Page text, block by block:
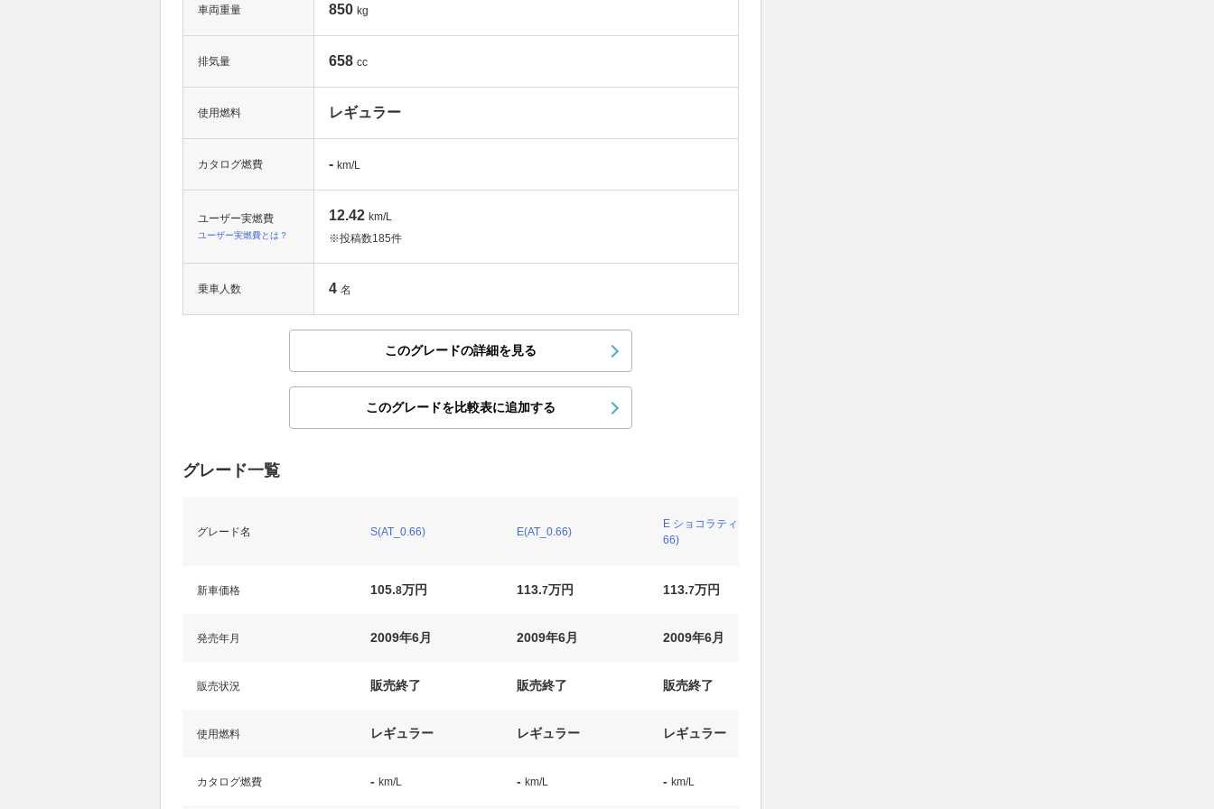
車両重量 850 kg
排気量 658 cc
使用燃料 レギュラー
カタログ燃費 - km/L
ユーザー実燃費
ユーザー実燃費とは？
12.42 km/L
※投稿数185件
乗車人数 4 名
このグレードの詳細を見る
このグレードを比較表に追加する
グレード一覧
グレード名 S(AT_0.66) E(AT_0.66)
E ショコラティエ(AT_0.
66)
新車価格 105.8万円 113.7万円 113.7万円
発売年月 2009年6月 2009年6月 2009年6月
販売状況 販売終了 販売終了 販売終了
使用燃料 レギュラー レギュラー レギュラー
カタログ燃費 - km/L - km/L - km/L